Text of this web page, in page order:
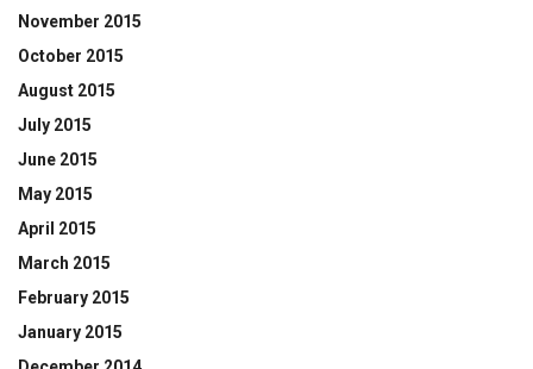
November 2015
October 2015
August 2015
July 2015
June 2015
May 2015
April 2015
March 2015
February 2015
January 2015